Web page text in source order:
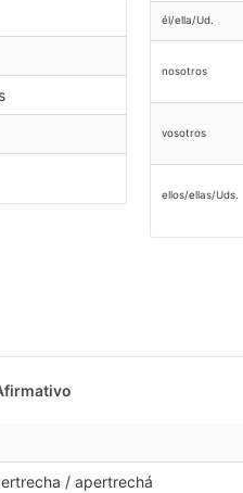
él/ella/Ud.
nosotros
vosotros
ellos/ellas/Uds.
/ apertrechá